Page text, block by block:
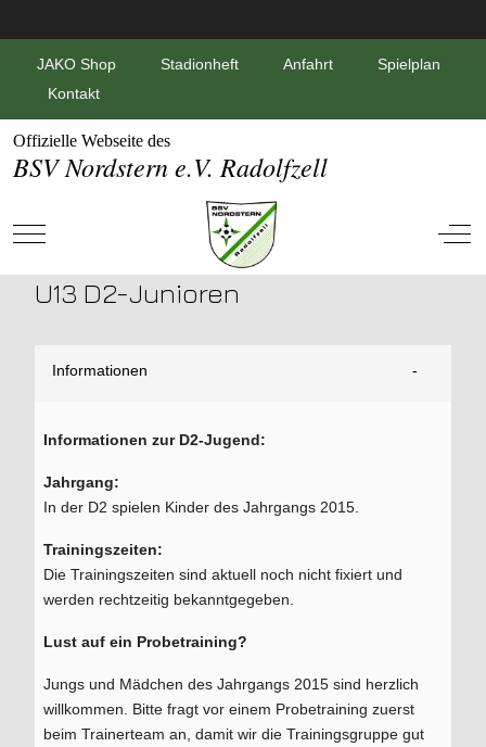
JAKO Shop Stadionheft Anfahrt
Spielplan
Kontakt
Offizielle Webseite des
BSV Nordstern e.V. Radolfzell
Mobile Menu Toggle Off-
U13 D2-Junioren
Informationen
Informationen zur D2-Jugend:
Jahrgang:
In der D2 spielen Kinder des Jahrgangs 2015.
Trainingszeiten:
Die Trainingszeiten sind aktuell noch nicht fixiert und
werden rechtzeitig bekanntgegeben.
Lust auf ein Probetraining?
Jungs und Mädchen des Jahrgangs 2015 sind herzlich
willkommen. Bitte fragt vor einem Probetraining zuerst
beim Trainerteam an, damit wir die Trainingsgruppe gut